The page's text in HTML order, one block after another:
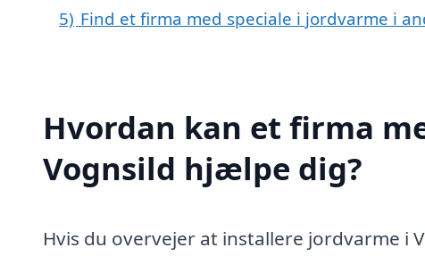
5) Find et firma med speciale i jordvarme i
Hvordan kan et firma
Vognsild hjælpe dig?
Hvis du overvejer at installere jordvarme i